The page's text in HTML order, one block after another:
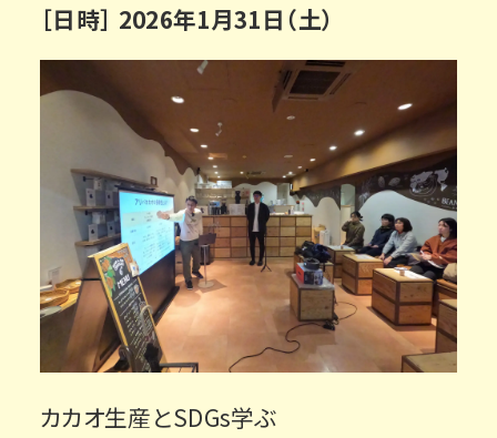
［日時］ 2026年1月31日（土）
カカオ生産とSDGs学ぶ